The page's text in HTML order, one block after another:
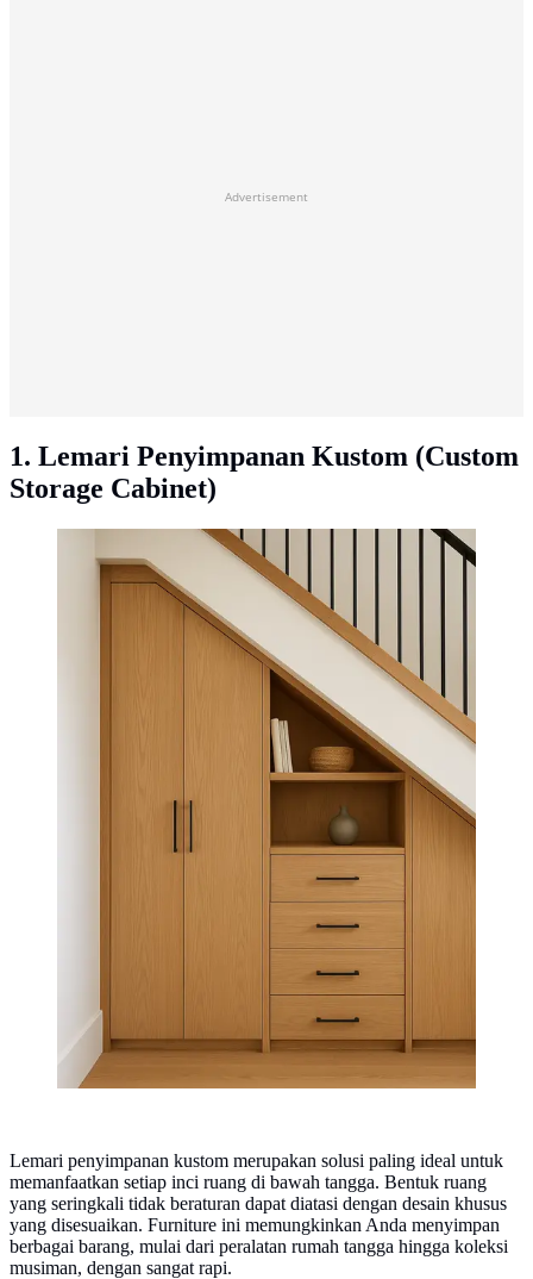
Advertisement
1. Lemari Penyimpanan Kustom (Custom
Storage Cabinet)
Lemari Penyimpanan Kustom (Custom Storage
Cabinet)
Lemari penyimpanan kustom merupakan solusi paling ideal untuk
memanfaatkan setiap inci ruang di bawah tangga. Bentuk ruang
yang seringkali tidak beraturan dapat diatasi dengan desain khusus
yang disesuaikan. Furniture ini memungkinkan Anda menyimpan
berbagai barang, mulai dari peralatan rumah tangga hingga koleksi
musiman, dengan sangat rapi.